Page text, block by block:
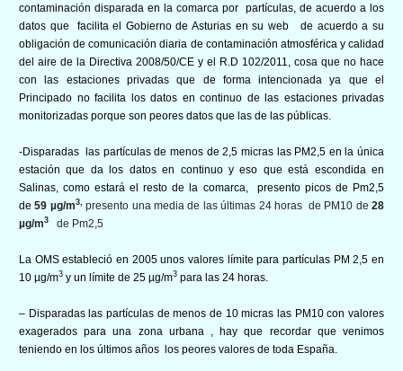
contaminación disparada en la comarca por partículas, de acuerdo a los
datos que facilita el Gobierno de Asturias en su web de acuerdo a su
obligación de comunicación diaria de contaminación atmosférica y calidad
del aire de la Directiva 2008/50/CE y el R.D 102/2011, cosa que no hace
con las estaciones privadas que de forma intencionada ya que el
Principado no facilita los datos en continuo de las estaciones privadas
monitorizadas porque son peores datos que las de las públicas.
-Disparadas las partículas de menos de 2,5 micras las PM2,5 en la única
estación que da los datos en continuo y eso que está escondida en
Salinas, como estará el resto de la comarca, presento picos de Pm2,5
de59 µg/m3, presento una media de las últimas 24 horas de PM10 de28
µg/m3 de Pm2,5
La OMS estableció en 2005 unos valores límite para partículas PM 2,5 en
10 µg/m3 y un límite de 25 µg/m3 para las 24 horas.
– Disparadas las partículas de menos de 10 micras las PM10 con valores
exagerados para una zona urbana , hay que recordar que venimos
teniendo en los últimos años los peores valores de toda España.